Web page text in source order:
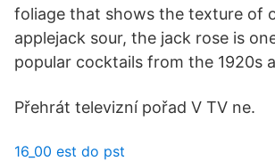
foliage that shows the texture of
applejack sour, the jack rose is
popular cocktails from the 1920s
Přehrát televizní pořad V TV ne.
16_00 est do pst